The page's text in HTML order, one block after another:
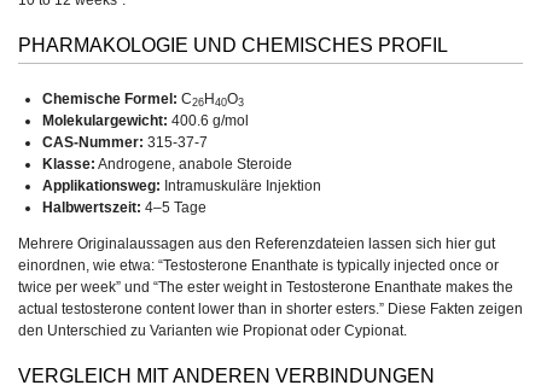
PHARMAKOLOGIE UND CHEMISCHES PROFIL
Chemische Formel: C26 H 40O3
Molekulargewicht: 400.6 g/mol
CAS-Nummer: 315-37-7
Klasse: Androgene, anabole Steroide
Applikationsweg: Intramuskuläre Injektion
Halbwertszeit: 4–5 Tage
Mehrere Originalaussagen aus den Referenzdateien lassen sich hier gut
einordnen, wie etwa: “Testosterone Enanthate is typically injected once or
twice per week” und “The ester weight in Testosterone Enanthate makes the
actual testosterone content lower than in shorter esters.” Diese Fakten zeigen
den Unterschied zu Varianten wie Propionat oder Cypionat.
VERGLEICH MIT ANDEREN VERBINDUNGEN